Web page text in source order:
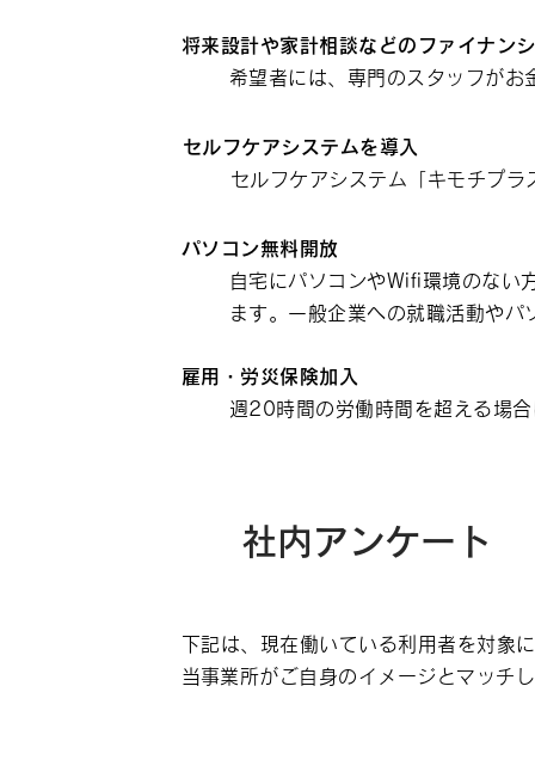
将来設計や家計相談などのファイナン
希望者には、専門のスタッフがお
セルフケアシステムを導入
セルフケアシステム「キモチプラ
パソコン無料開放
自宅にパソコンやWifi環境のな
ます。一般企業への就職活動やパ
雇用・労災保険加入
週20時間の労働時間を超える場
下記は、現在働いている利用者を対象
当事業所がご自身のイメージとマッチ
社内アンケート